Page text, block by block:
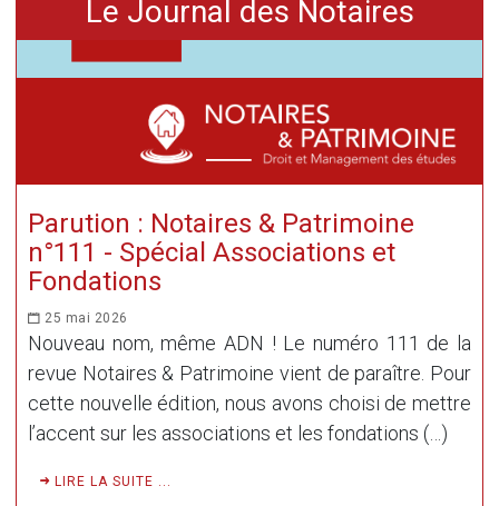
Le Journal des Notaires
Parution : Notaires & Patrimoine
n°111 - Spécial Associations et
Fondations
25 mai 2026
Nouveau nom, même ADN ! Le numéro 111 de la
revue Notaires & Patrimoine vient de paraître. Pour
cette nouvelle édition, nous avons choisi de mettre
l’accent sur les associations et les fondations (…)
LIRE LA SUITE ...